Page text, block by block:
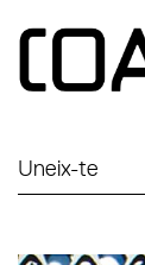
Uneix-te